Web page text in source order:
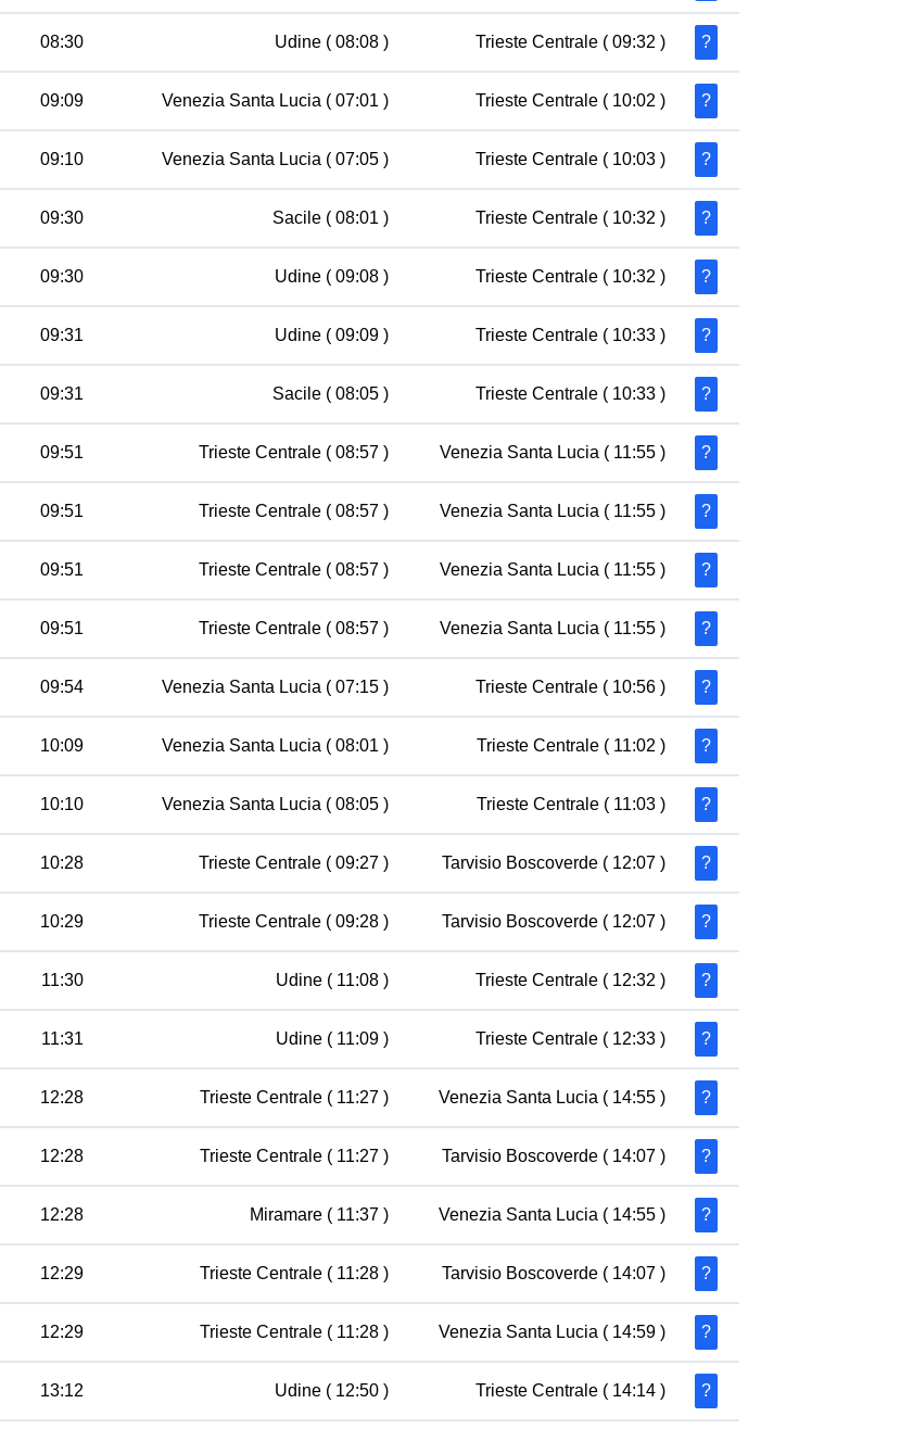
08:30 Udine ( 08:08 ) Trieste Centrale ( 09:32 ) ?
09:09 Venezia Santa Lucia ( 07:01 ) Trieste Centrale ( 10:02 ) ?
09:10 Venezia Santa Lucia ( 07:05 ) Trieste Centrale ( 10:03 ) ?
09:30 Sacile ( 08:01 ) Trieste Centrale ( 10:32 ) ?
09:30 Udine ( 09:08 ) Trieste Centrale ( 10:32 ) ?
09:31 Udine ( 09:09 ) Trieste Centrale ( 10:33 ) ?
09:31 Sacile ( 08:05 ) Trieste Centrale ( 10:33 ) ?
09:51 Trieste Centrale ( 08:57 ) Venezia Santa Lucia ( 11:55 ) ?
09:51 Trieste Centrale ( 08:57 ) Venezia Santa Lucia ( 11:55 ) ?
09:51 Trieste Centrale ( 08:57 ) Venezia Santa Lucia ( 11:55 ) ?
09:51 Trieste Centrale ( 08:57 ) Venezia Santa Lucia ( 11:55 ) ?
09:54 Venezia Santa Lucia ( 07:15 ) Trieste Centrale ( 10:56 ) ?
10:09 Venezia Santa Lucia ( 08:01 ) Trieste Centrale ( 11:02 ) ?
10:10 Venezia Santa Lucia ( 08:05 ) Trieste Centrale ( 11:03 ) ?
10:28 Trieste Centrale ( 09:27 ) Tarvisio Boscoverde ( 12:07 ) ?
10:29 Trieste Centrale ( 09:28 ) Tarvisio Boscoverde ( 12:07 ) ?
11:30 Udine ( 11:08 ) Trieste Centrale ( 12:32 ) ?
11:31 Udine ( 11:09 ) Trieste Centrale ( 12:33 ) ?
12:28 Trieste Centrale ( 11:27 ) Venezia Santa Lucia ( 14:55 ) ?
12:28 Trieste Centrale ( 11:27 ) Tarvisio Boscoverde ( 14:07 ) ?
12:28 Miramare ( 11:37 ) Venezia Santa Lucia ( 14:55 ) ?
12:29 Trieste Centrale ( 11:28 ) Tarvisio Boscoverde ( 14:07 ) ?
12:29 Trieste Centrale ( 11:28 ) Venezia Santa Lucia ( 14:59 ) ?
13:12 Udine ( 12:50 ) Trieste Centrale ( 14:14 ) ?